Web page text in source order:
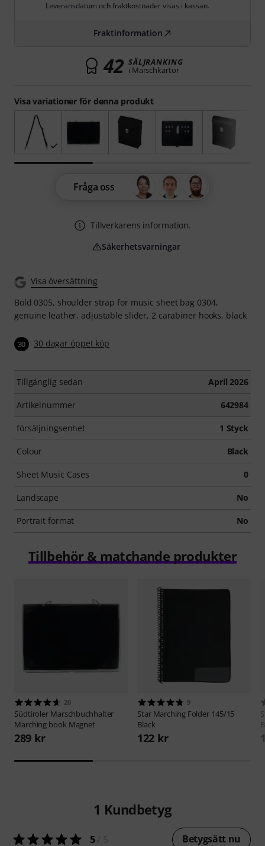
Visa översättning
Bold 0305, shoulder strap for music sheet bag 0304,
genuine leather, adjustable slider, 2 carabiner hooks, black
30 30 dagar öppet köp
Tillgänglig sedan April 2026
Artikelnummer 642984
försäljningsenhet 1 Styck
Colour Black
Sheet Music Cases 0
Landscape No
Portrait format No
Visa variationer för denna produkt
Leveransdatum och fraktkostnader visas i kassan.
Fraktinformation
42 SÄLJRANKING
i Marschkartor
Fråga oss
Tillverkarens information.
Säkerhetsvarningar
Tillbehör & matchande produkter
20
Südtiroler Marschbuchhalter
Marching book Magnet
289 kr
9
Star Marching Folder 145/15
Black
122 kr
1 Kundbetyg
5/ 5 Betygsätt nu